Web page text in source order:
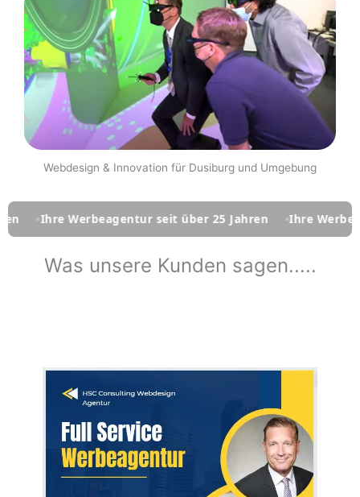
Webdesign & Innovation für Dusiburg und Umgebung
Werbeagentur seit über 25 Jahren Ihre Werbeagentur
Was unsere Kunden sagen.....